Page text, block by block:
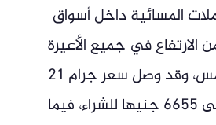
المسائية داخل أسواق
الارتفاع في جميع الأعيرة
منتصف تعاملات أمس، وقد وصل سعر جرام 21
خلال بداية اليوم إلى 6655 جنيها للشراء، فيما